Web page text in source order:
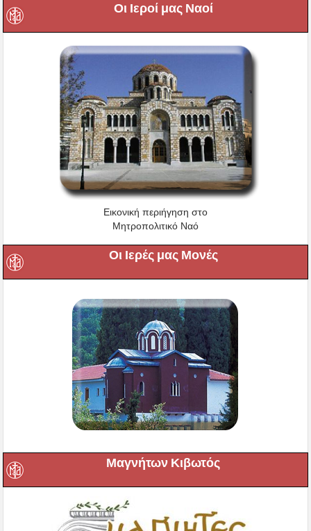
Οι Ιεροί μας Ναοί
Εικονική περιήγηση στο
Μητροπολιτικό Ναό
Οι Ιερές μας Μονές
Μαγνήτων Κιβωτός